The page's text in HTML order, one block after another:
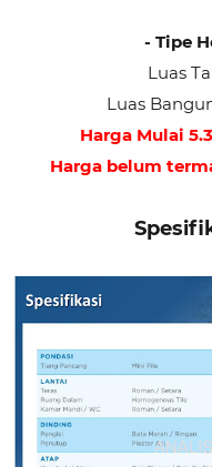
- Tipe
Luas
Luas
Harga Mulai
Harga belum